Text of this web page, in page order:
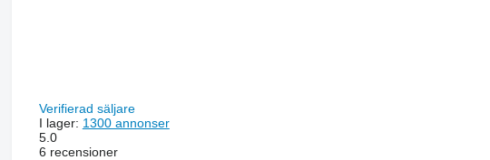
Verifierad säljare
I lager: 1300 annonser
5.0
6 recensioner